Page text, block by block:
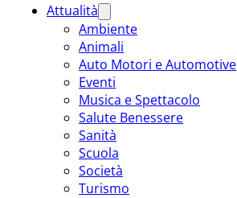
Attualità
Ambiente
Animali
Auto Motori e Automotive
Eventi
Musica e Spettacolo
Salute Benessere
Sanità
Scuola
Società
Turismo